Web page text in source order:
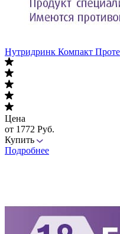
Нутридринк Компакт
Цена
от 1772 Руб.
Купить
Подробнее